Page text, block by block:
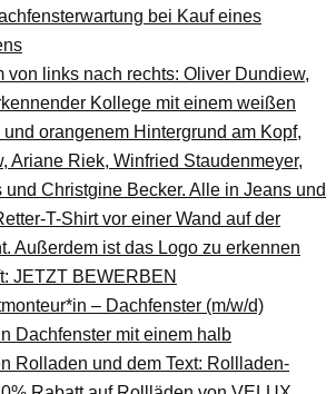
bei Kauf eines
– Dachfenster (m/w/d)